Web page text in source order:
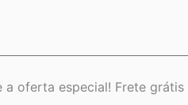
a oferta especial! Frete